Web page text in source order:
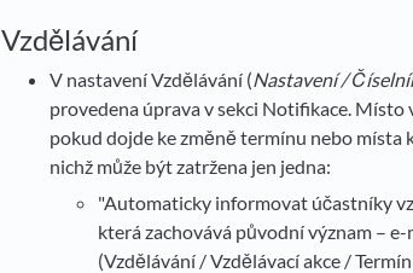
Vzdělávání
V nastavení Vzdělávání (Nastavení /
provedena úprava v sekci Notifikace.
pokud dojde ke změně termínu nebo místa
nichž může být zatržena jen jedna:
"Automaticky informovat účastníky
která zachovává původní význam –
(Vzdělávání / Vzdělávací akce /